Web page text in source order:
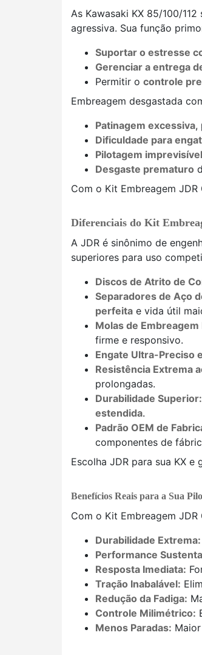
As Kawasaki KX 85/100/
agressiva. Sua função
Suportar o estresse
Gerenciar a entrega
Permitir o controle
Embreagem desgastada
Patinagem excessiva,
Dificuldade para
Pilotagem imprevisível
Desgaste prematuro
Com o Kit Embreagem
Diferenciais do Kit
A JDR é sinônimo de
superiores para uso
Discos de Atrito de
Separadores de Aço
perfeita e vida útil
Molas de
firme e responsivo.
Engate Ultra-Preciso
Resistência Extrema
prolongadas.
Durabilidade Superior:
estendida.
Padrão OEM de
componentes de
Escolha JDR para sua KX
Benefícios Reais para a Sua
Com o Kit Embreagem
Durabilidade Extrema:
Performance
Resposta Imediata:
Tração Inabalável:
Redução da Fadiga:
Controle Milimétrico:
Menos Paradas: